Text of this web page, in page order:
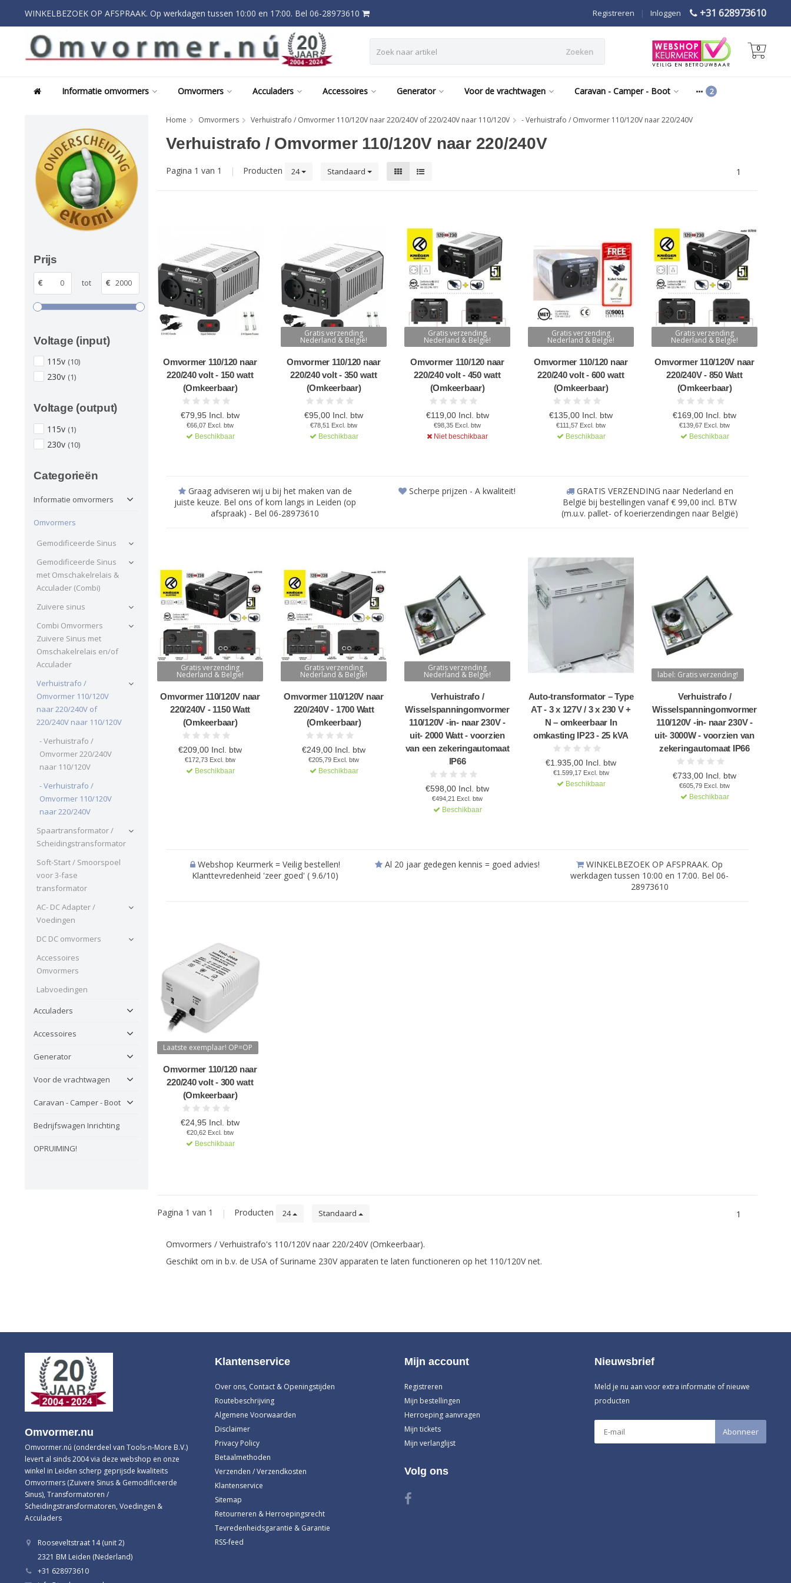
WINKELBEZOEK OP AFSPRAAK. Op werkdagen tussen 10:00 en 17:00. Bel 06-28973610 +31 628973610
Inloggen
|
Registreren
Zoeken 0
Informatie omvormers Omvormers Acculaders Accessoires Generator Voor de vrachtwagen Caravan - Camper - Boot
Prijs
€ tot €
Voltage (input)
115v (10)
230v (1)
Voltage (output)
115v (1)
230v (10)
Categorieën
Informatie omvormers
Omvormers
Gemodificeerde Sinus
Gemodificeerde Sinus
met Omschakelrelais &
Acculader (Combi)
Zuivere sinus
Combi Omvormers
Zuivere Sinus met
Omschakelrelais en/of
Acculader
Verhuistrafo /
Omvormer 110/120V
naar 220/240V of
220/240V naar 110/120V
- Verhuistrafo /
Omvormer 220/240V
naar 110/120V
- Verhuistrafo /
Omvormer 110/120V
naar 220/240V
Spaartransformator /
Scheidingstransformator
Soft-Start / Smoorspoel
voor 3-fase
transformator
AC- DC Adapter /
Voedingen
DC DC omvormers
Accessoires
Omvormers
Labvoedingen
Acculaders
Accessoires
Generator
Voor de vrachtwagen
Caravan - Camper - Boot
Bedrijfswagen Inrichting
OPRUIMING!
Home Omvormers Verhuistrafo / Omvormer 110/120V naar 220/240V of 220/240V naar 110/120V - Verhuistrafo / Omvormer 110/120V naar 220/240V
Verhuistrafo / Omvormer 110/120V naar 220/240V
Pagina 1 van 1 | Producten 24 Standaard 1
Omvormer 110/120 naar
220/240 volt - 150 watt
(Omkeerbaar)
€79,95 Incl. btw
€66,07 Excl. btw
Beschikbaar
Gratis verzending
Nederland & België!
Omvormer 110/120 naar
220/240 volt - 350 watt
(Omkeerbaar)
€95,00 Incl. btw
€78,51 Excl. btw
Beschikbaar
Gratis verzending
Nederland & België!
Omvormer 110/120 naar
220/240 volt - 450 watt
(Omkeerbaar)
€119,00 Incl. btw
€98,35 Excl. btw
Niet beschikbaar
Gratis verzending
Nederland & België!
Omvormer 110/120 naar
220/240 volt - 600 watt
(Omkeerbaar)
€135,00 Incl. btw
€111,57 Excl. btw
Beschikbaar
Gratis verzending
Nederland & Belgie!
Omvormer 110/120V naar
220/240V - 850 Watt
(Omkeerbaar)
€169,00 Incl. btw
€139,67 Excl. btw
Beschikbaar
Graag adviseren wij u bij het maken van de
juiste keuze. Bel ons of kom langs in Leiden (op
afspraak) - Bel 06-28973610
Scherpe prijzen - A kwaliteit!
GRATIS VERZENDING naar Nederland en
België bij bestellingen vanaf € 99,00 incl. BTW
(m.u.v. pallet- of koerierzendingen naar België)
Gratis verzending
Nederland & Belgie!
Omvormer 110/120V naar
220/240V - 1150 Watt
(Omkeerbaar)
€209,00 Incl. btw
€172,73 Excl. btw
Beschikbaar
Gratis verzending
Nederland & België!
Omvormer 110/120V naar
220/240V - 1700 Watt
(Omkeerbaar)
€249,00 Incl. btw
€205,79 Excl. btw
Beschikbaar
Gratis verzending
Nederland & Belgie!
Verhuistrafo /
Wisselspanningomvormer
110/120V -in- naar 230V -
uit- 2000 Watt - voorzien
van een zekeringautomaat
IP66
€598,00 Incl. btw
€494,21 Excl. btw
Beschikbaar
Auto-transformator – Type
AT - 3 x 127V / 3 x 230 V +
N – omkeerbaar In
omkasting IP23 - 25 kVA
€1.935,00 Incl. btw
€1.599,17 Excl. btw
Beschikbaar
label: Gratis verzending!
Verhuistrafo /
Wisselspanningomvormer
110/120V -in- naar 230V -
uit- 3000W - voorzien van
zekeringautomaat IP66
€733,00 Incl. btw
€605,79 Excl. btw
Beschikbaar
Webshop Keurmerk = Veilig bestellen!
Klanttevredenheid 'zeer goed' ( 9.6/10)
Al 20 jaar gedegen kennis = goed advies!
WINKELBEZOEK OP AFSPRAAK. Op
werkdagen tussen 10:00 en 17:00. Bel 06-
28973610
Laatste exemplaar! OP=OP
Omvormer 110/120 naar
220/240 volt - 300 watt
(Omkeerbaar)
€24,95 Incl. btw
€20,62 Excl. btw
Beschikbaar
Pagina 1 van 1 | Producten 24 Standaard 1
Omvormers / Verhuistrafo's 110/120V naar 220/240V (Omkeerbaar).
Geschikt om in b.v. de USA of Suriname 230V apparaten te laten functioneren op het 110/120V net.
Omvormer.nu
Omvormer.nú (onderdeel van Tools-n-More B.V.)
levert al sinds 2004 via deze webshop en onze
winkel in Leiden scherp geprijsde kwaliteits
Omvormers (Zuivere Sinus & Gemodificeerde
Sinus), Transformatoren /
Scheidingstransformatoren, Voedingen &
Acculaders
Rooseveltstraat 14 (unit 2)
2321 BM Leiden (Nederland)
+31 628973610
Klantenservice
Over ons, Contact & Openingstijden
Routebeschrijving
Algemene Voorwaarden
Disclaimer
Privacy Policy
Betaalmethoden
Verzenden / Verzendkosten
Klantenservice
Sitemap
Retourneren & Herroepingsrecht
Tevredenheidsgarantie & Garantie
RSS-feed
Mijn account
Registreren
Mijn bestellingen
Herroeping aanvragen
Mijn tickets
Mijn verlanglijst
Volg ons
Nieuwsbrief
Meld je nu aan voor extra informatie of nieuwe
producten
Abonneer